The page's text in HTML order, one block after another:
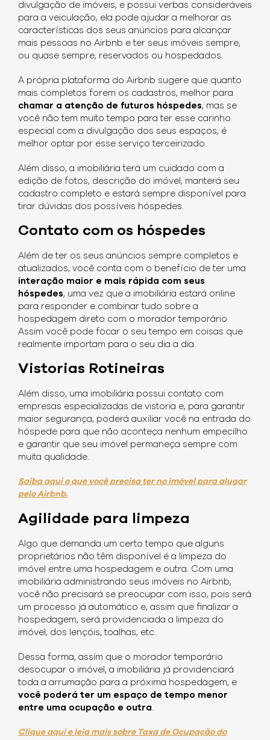
divulgação de imóveis, e possui verbas consideráveis
para a veiculação, ela pode ajudar a melhorar as
características dos seus anúncios para alcançar
mais pessoas no Airbnb e ter seus imóveis sempre,
ou quase sempre, reservados ou hospedados.
A própria plataforma do Airbnb sugere que quanto
mais completos forem os cadastros, melhor para
chamar a atenção de futuros hóspedes, mas se
você não tem muito tempo para ter esse carinho
especial com a divulgação dos seus espaços, é
melhor optar por esse serviço terceirizado.
Além disso, a imobiliária terá um cuidado com a
edição de fotos, descrição do imóvel, manterá seu
cadastro completo e estará sempre disponível para
tirar dúvidas dos possíveis hóspedes.
Contato com os hóspedes
Além de ter os seus anúncios sempre completos e
atualizados, você conta com o benefício de ter uma
interação maior e mais rápida com seus
hóspedes, uma vez que a imobiliária estará online
para responder e combinar tudo sobre a
hospedagem direto com o morador temporário.
Assim você pode focar o seu tempo em coisas que
realmente importam para o seu dia a dia.
Vistorias Rotineiras
Além disso, uma imobiliária possui contato com
empresas especializadas de vistoria e, para garantir
maior segurança, poderá auxiliar você na entrada do
hóspede para que não aconteça nenhum empecilho
e garantir que seu imóvel permaneça sempre com
muita qualidade.
Saiba aqui o que você precisa ter no imóvel para alugar
pelo Airbnb.
Agilidade para limpeza
Algo que demanda um certo tempo que alguns
proprietários não têm disponível é a limpeza do
imóvel entre uma hospedagem e outra. Com uma
imobiliária administrando seus imóveis no Airbnb,
você não precisará se preocupar com isso, pois será
um processo já automático e, assim que finalizar a
hospedagem, será providenciada a limpeza do
imóvel, dos lençóis, toalhas, etc.
Dessa forma, assim que o morador temporário
desocupar o imóvel, a imobiliária já providenciará
toda a arrumação para a próxima hospedagem, e
você poderá ter um espaço de tempo menor
entre uma ocupação e outra.
Clique aqui e leia mais sobre Taxa de Ocupação do